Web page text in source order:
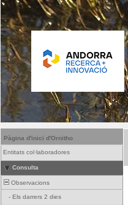
Pàgina d'inici d'Ornitho
Entitats col·laboradores
Consulta
Observacions
- Els darrers 2 dies